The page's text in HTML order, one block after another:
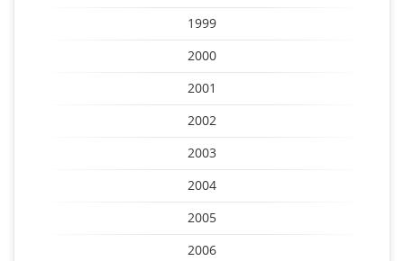
1999
2000
2001
2002
2003
2004
2005
2006